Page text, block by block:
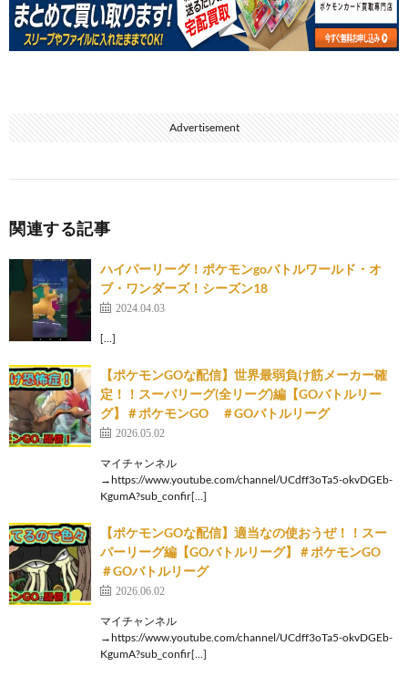
Advertisement
関連する記事
ハイパーリーグ！ポケモンgoバトルワールド・オ
ブ・ワンダーズ！シーズン18
2024.04.03
[…]
【ポケモンGOな配信】世界最弱負け筋メーカー確
定！！スーパリーグ(全リーグ)編【GOバトルリー
グ】＃ポケモンGO ＃GOバトルリーグ
2026.05.02
マイチャンネル
→https://www.youtube.com/channel/UCdff3oTa5-okvDGEb-
KgumA?sub_confir[…]
【ポケモンGOな配信】適当なの使おうぜ！！スー
パーリーグ編【GOバトルリーグ】＃ポケモンGO
＃GOバトルリーグ
2026.06.02
マイチャンネル
→https://www.youtube.com/channel/UCdff3oTa5-okvDGEb-
KgumA?sub_confir[…]